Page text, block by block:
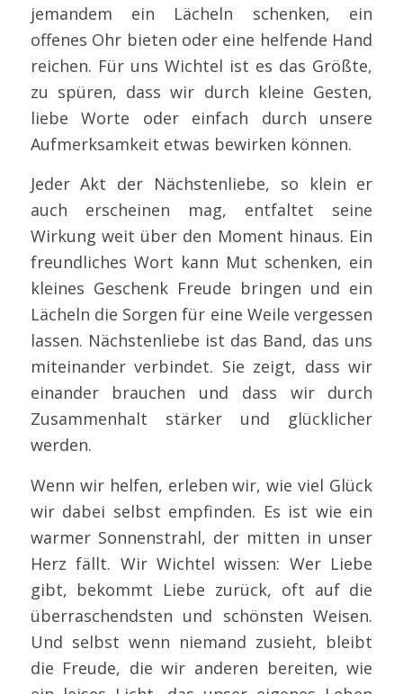
jemandem ein Lächeln schenken, ein
offenes Ohr bieten oder eine helfende Hand
reichen. Für uns Wichtel ist es das Größte,
zu spüren, dass wir durch kleine Gesten,
liebe Worte oder einfach durch unsere
Aufmerksamkeit etwas bewirken können.
Jeder Akt der Nächstenliebe, so klein er
auch erscheinen mag, entfaltet seine
Wirkung weit über den Moment hinaus. Ein
freundliches Wort kann Mut schenken, ein
kleines Geschenk Freude bringen und ein
Lächeln die Sorgen für eine Weile vergessen
lassen. Nächstenliebe ist das Band, das uns
miteinander verbindet. Sie zeigt, dass wir
einander brauchen und dass wir durch
Zusammenhalt stärker und glücklicher
werden.
Wenn wir helfen, erleben wir, wie viel Glück
wir dabei selbst empfinden. Es ist wie ein
warmer Sonnenstrahl, der mitten in unser
Herz fällt. Wir Wichtel wissen: Wer Liebe
gibt, bekommt Liebe zurück, oft auf die
überraschendsten und schönsten Weisen.
Und selbst wenn niemand zusieht, bleibt
die Freude, die wir anderen bereiten, wie